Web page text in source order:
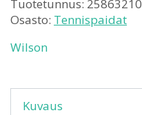
Tuotetunnus:
Osasto: Tennispaidat
Wilson
Kuvaus